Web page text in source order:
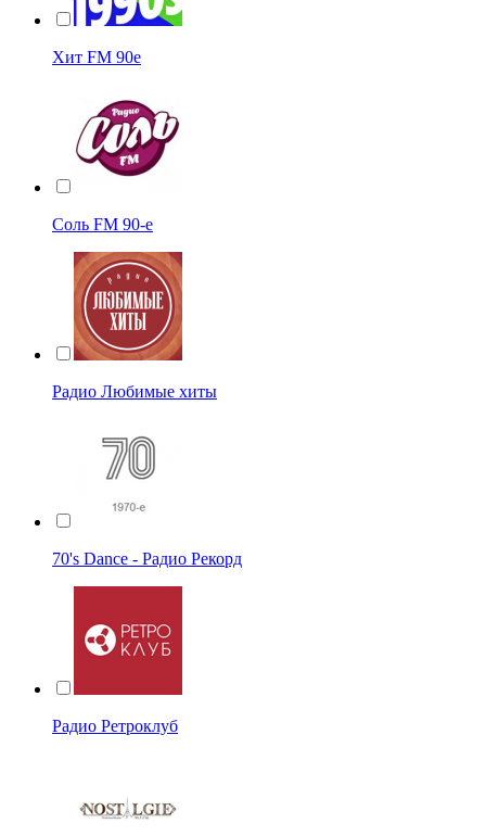
Хит FM 90е
Соль FM 90-е
Радио Любимые хиты
70's Dance - Радио Рекорд
Радио Ретроклуб